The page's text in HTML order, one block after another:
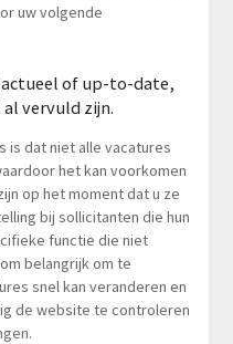
uw volgende
of up-to-date,
vervuld zijn.
is dat niet alle vacatures
het kan voorkomen
op het moment dat u ze
bij sollicitanten die hun
functie die niet
belangrijk om te
snel kan veranderen en
de website te controleren